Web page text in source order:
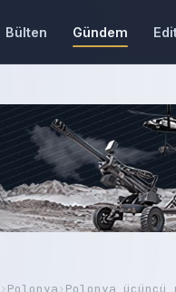
Bülten Gündem
› Polonya› Polonya